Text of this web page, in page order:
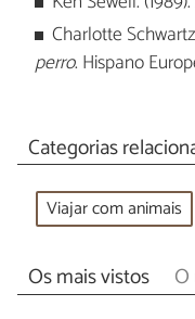
Charlotte
perro. Hispano
Categorias
Viajar com animais
Os mais vistos